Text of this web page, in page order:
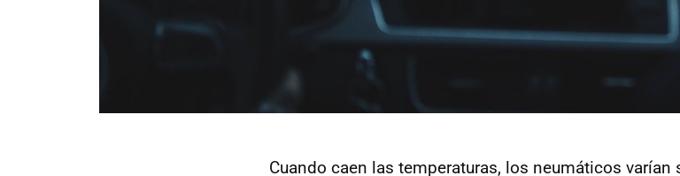
Cuando caen las temperaturas, los neumáticos